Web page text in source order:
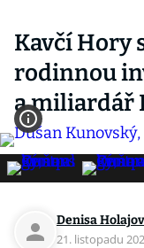
Kavčí Hory
rodinnou
a miliardář
Denisa
21. listopadu